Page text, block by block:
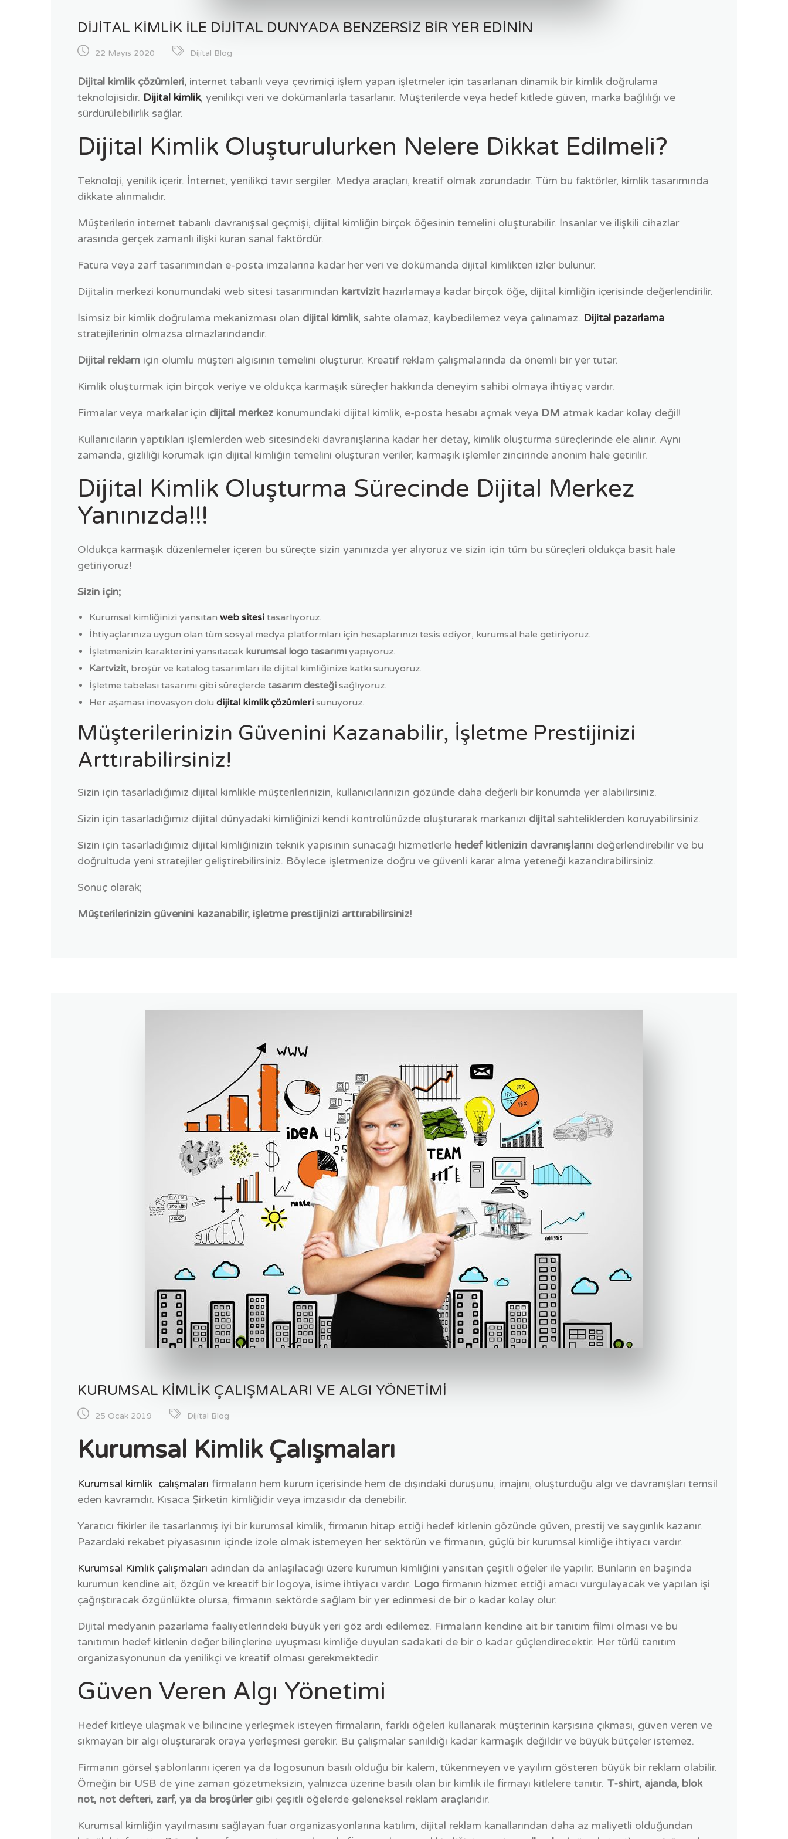
DIJITAL KIMLIK ILE DIJITAL DÜNYADA BENZERSIZ BIR YER EDININ
22 Mayıs 2020 Dijital Blog
Dijital kimlik çözümleri, internet tabanlı veya çevrimiçi işlem yapan işletmeler için tasarlanan dinamik bir kimlik doğrulama
teknolojisidir. Dijital kimlik, yenilikçi veri ve dokümanlarla tasarlanır. Müşterilerde veya hedef kitlede güven, marka bağlılığı ve
sürdürülebilirlik sağlar.
Dijital Kimlik Oluşturulurken Nelere Dikkat Edilmeli?
Teknoloji, yenilik içerir. İnternet, yenilikçi tavır sergiler. Medya araçları, kreatif olmak zorundadır. Tüm bu faktörler, kimlik tasarımında
dikkate alınmalıdır.
Müşterilerin internet tabanlı davranışsal geçmişi, dijital kimliğin birçok öğesinin temelini oluşturabilir. İnsanlar ve ilişkili cihazlar
arasında gerçek zamanlı ilişki kuran sanal faktördür.
Fatura veya zarf tasarımından e-posta imzalarına kadar her veri ve dokümanda dijital kimlikten izler bulunur.
Dijitalin merkezi konumundaki web sitesi tasarımından kartvizithazırlamaya kadar birçok öğe, dijital kimliğin içerisinde değerlendirilir.
İsimsiz bir kimlik doğrulama mekanizması olan dijital kimlik, sahte olamaz, kaybedilemez veya çalınamaz. Dijital pazarlama
stratejilerinin olmazsa olmazlarındandır.
Dijital reklam için olumlu müşteri algısının temelini oluşturur. Kreatif reklam çalışmalarında da önemli bir yer tutar.
Kimlik oluşturmak için birçok veriye ve oldukça karmaşık süreçler hakkında deneyim sahibi olmaya ihtiyaç vardır.
Firmalar veya markalar için dijital merkez konumundaki dijital kimlik, e-posta hesabı açmak veya DM atmak kadar kolay değil!
Kullanıcıların yaptıkları işlemlerden web sitesindeki davranışlarına kadar her detay, kimlik oluşturma süreçlerinde ele alınır. Aynı
zamanda, gizliliği korumak için dijital kimliğin temelini oluşturan veriler, karmaşık işlemler zincirinde anonim hale getirilir.
Dijital Kimlik Oluşturma Sürecinde Dijital Merkez
Yanınızda!!!
Oldukça karmaşık düzenlemeler içeren bu süreçte sizin yanınızda yer alıyoruz ve sizin için tüm bu süreçleri oldukça basit hale
getiriyoruz!
Sizin için;
Kurumsal kimliğinizi yansıtan web sitesi tasarlıyoruz.
İhtiyaçlarınıza uygun olan tüm sosyal medya platformları için hesaplarınızı tesis ediyor, kurumsal hale getiriyoruz.
İşletmenizin karakterini yansıtacak kurumsal logo tasarımı yapıyoruz.
Kartvizit, broşür ve katalog tasarımları ile dijital kimliğinize katkı sunuyoruz.
İşletme tabelası tasarımı gibi süreçlerde tasarım desteği sağlıyoruz.
Her aşaması inovasyon dolu dijital kimlik çözümleri sunuyoruz.
Müşterilerinizin Güvenini Kazanabilir, İşletme Prestijinizi
Arttırabilirsiniz!
Sizin için tasarladığımız dijital kimlikle müşterilerinizin, kullanıcılarınızın gözünde daha değerli bir konumda yer alabilirsiniz.
Sizin için tasarladığımız dijital dünyadaki kimliğinizi kendi kontrolünüzde oluşturarak markanızı dijital sahteliklerden koruyabilirsiniz.
Sizin için tasarladığımız dijital kimliğinizin teknik yapısının sunacağı hizmetlerle hedef kitlenizin davranışlarını değerlendirebilir ve bu
doğrultuda yeni stratejiler geliştirebilirsiniz. Böylece işletmenize doğru ve güvenli karar alma yeteneği kazandırabilirsiniz.
Sonuç olarak;
Müşterilerinizin güvenini kazanabilir, işletme prestijinizi arttırabilirsiniz!
KURUMSAL KIMLIK ÇALIŞMALARI VE ALGI YÖNETIMI
25 Ocak 2019 Dijital Blog
Kurumsal Kimlik Çalışmaları
Kurumsal kimlik çalışmaları firmaların hem kurum içerisinde hem de dışındaki duruşunu, imajını, oluşturduğu algı ve davranışları temsil
eden kavramdır. Kısaca Şirketin kimliğidir veya imzasıdır da denebilir.
Yaratıcı fikirler ile tasarlanmış iyi bir kurumsal kimlik, firmanın hitap ettiği hedef kitlenin gözünde güven, prestij ve saygınlık kazanır.
Pazardaki rekabet piyasasının içinde izole olmak istemeyen her sektörün ve firmanın, güçlü bir kurumsal kimliğe ihtiyacı vardır.
Kurumsal Kimlik çalışmaları adından da anlaşılacağı üzere kurumun kimliğini yansıtan çeşitli öğeler ile yapılır. Bunların en başında
kurumun kendine ait, özgün ve kreatif bir logoya, isime ihtiyacı vardır. Logo firmanın hizmet ettiği amacı vurgulayacak ve yapılan işi
çağrıştıracak özgünlükte olursa, firmanın sektörde sağlam bir yer edinmesi de bir o kadar kolay olur.
Dijital medyanın pazarlama faaliyetlerindeki büyük yeri göz ardı edilemez. Firmaların kendine ait bir tanıtım filmi olması ve bu
tanıtımın hedef kitlenin değer bilinçlerine uyuşması kimliğe duyulan sadakati de bir o kadar güçlendirecektir. Her türlü tanıtım
organizasyonunun da yenilikçi ve kreatif olması gerekmektedir.
Güven Veren Algı Yönetimi
Hedef kitleye ulaşmak ve bilincine yerleşmek isteyen firmaların, farklı öğeleri kullanarak müşterinin karşısına çıkması, güven veren ve
sıkmayan bir algı oluşturarak oraya yerleşmesi gerekir. Bu çalışmalar sanıldığı kadar karmaşık değildir ve büyük bütçeler istemez.
Firmanın görsel şablonlarını içeren ya da logosunun basılı olduğu bir kalem, tükenmeyen ve yayılım gösteren büyük bir reklam olabilir.
Örneğin bir USB de yine zaman gözetmeksizin, yalnızca üzerine basılı olan bir kimlik ile firmayı kitlelere tanıtır. T-shirt, ajanda, blok
not, not defteri, zarf, ya da broşürlergibi çeşitli öğelerde geleneksel reklam araçlarıdır.
Kurumsal kimliğin yayılmasını sağlayan fuar organizasyonlarına katılım, dijital reklam kanallarından daha az maliyetli olduğundan